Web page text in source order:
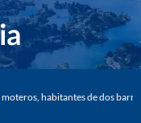
moteros, habitantes de dos